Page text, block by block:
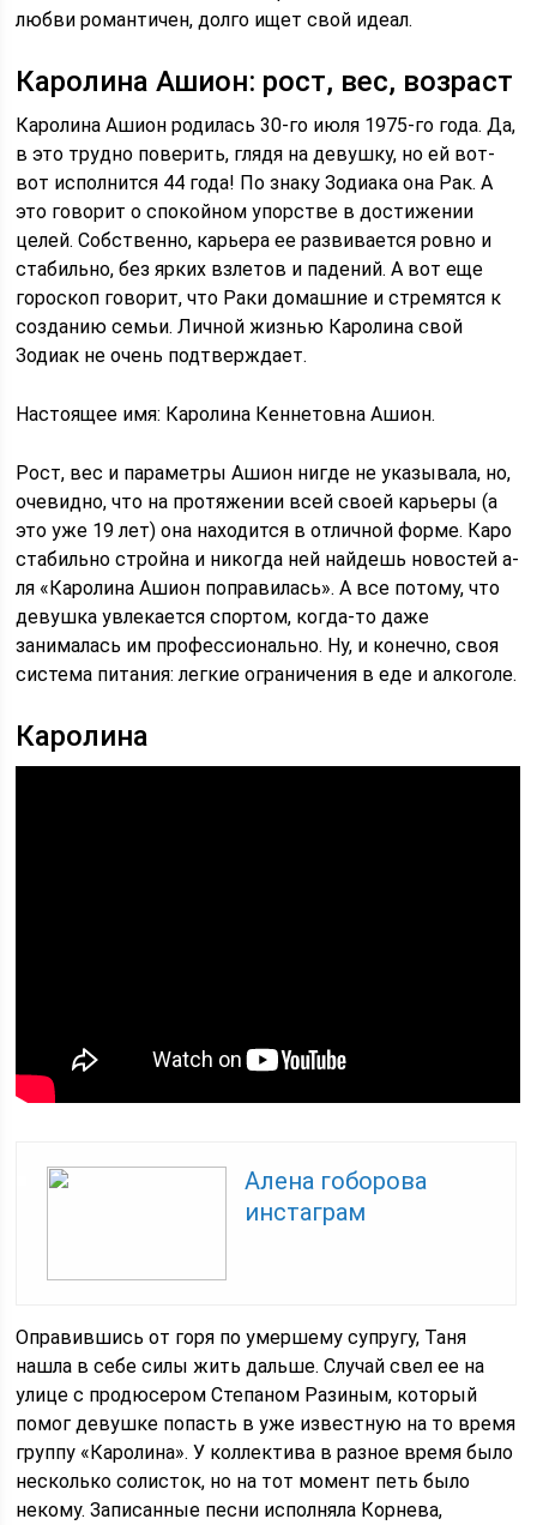
любви романтичен, долго ищет свой идеал.
Каролина Ашион: рост, вес, возраст
Каролина Ашион родилась 30-го июля 1975-го года. Да,
в это трудно поверить, глядя на девушку, но ей вот-
вот исполнится 44 года! По знаку Зодиака она Рак. А
это говорит о спокойном упорстве в достижении
целей. Собственно, карьера ее развивается ровно и
стабильно, без ярких взлетов и падений. А вот еще
гороскоп говорит, что Раки домашние и стремятся к
созданию семьи. Личной жизнью Каролина свой
Зодиак не очень подтверждает.
Настоящее имя: Каролина Кеннетовна Ашион.
Рост, вес и параметры Ашион нигде не указывала, но,
очевидно, что на протяжении всей своей карьеры (а
это уже 19 лет) она находится в отличной форме. Каро
стабильно стройна и никогда ней найдешь новостей а-
ля «Каролина Ашион поправилась». А все потому, что
девушка увлекается спортом, когда-то даже
занималась им профессионально. Ну, и конечно, своя
система питания: легкие ограничения в еде и алкоголе.
Каролина
Алена гоборова
инстаграм
Оправившись от горя по умершему супругу, Таня
нашла в себе силы жить дальше. Случай свел ее на
улице с продюсером Степаном Разиным, который
помог девушке попасть в уже известную на то время
группу «Каролина». У коллектива в разное время было
несколько солисток, но на тот момент петь было
некому. Записанные песни исполняла Корнева,